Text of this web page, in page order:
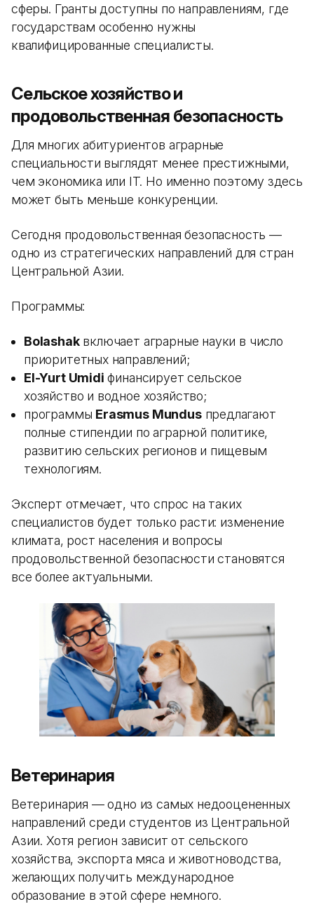
сферы. Гранты доступны по направлениям, где
государствам особенно нужны
квалифицированные специалисты.
Сельское хозяйство и
продовольственная безопасность
Для многих абитуриентов аграрные
специальности выглядят менее престижными,
чем экономика или IT. Но именно поэтому здесь
может быть меньше конкуренции.
Сегодня продовольственная безопасность —
одно из стратегических направлений для стран
Центральной Азии.
Программы:
Bolashakвключает аграрные науки в число
приоритетных направлений;
El-Yurt Umidi финансирует сельское
хозяйство и водное хозяйство;
программы Erasmus Mundusпредлагают
полные стипендии по аграрной политике,
развитию сельских регионов и пищевым
технологиям.
Эксперт отмечает, что спрос на таких
специалистов будет только расти: изменение
климата, рост населения и вопросы
продовольственной безопасности становятся
все более актуальными.
Ветеринария
Ветеринария — одно из самых недооцененных
направлений среди студентов из Центральной
Азии. Хотя регион зависит от сельского
хозяйства, экспорта мяса и животноводства,
желающих получить международное
образование в этой сфере немного.